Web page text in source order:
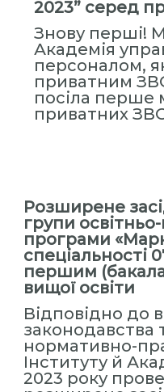
2023” серед
Знову перші!
Академія
персоналом,
приватним
посіла перше
приватних
Розширене
групи
програми
спеціальності
першим
вищої освіти
Відповідно до
законодавства
нормативно-
Інституту й
2023 року